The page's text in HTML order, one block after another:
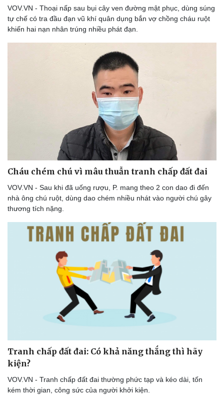
VOV.VN - Thoại nấp sau bụi cây ven đường mật phục, dùng súng
tự chế có tra đầu đạn vũ khí quân dụng bắn vợ chồng cháu ruột
khiến hai nạn nhân trúng nhiều phát đạn.
Cháu chém chú vì mâu thuẫn tranh chấp đất đai
VOV.VN - Sau khi đã uống rượu, P. mang theo 2 con dao đi đến
nhà ông chú ruột, dùng dao chém nhiều nhát vào người chú gây
thương tích nặng.
Tranh chấp đất đai: Có khả năng thắng thì hãy
kiện?
VOV.VN - Tranh chấp đất đai thường phức tạp và kéo dài, tốn
kém thời gian, công sức của người khởi kiện.